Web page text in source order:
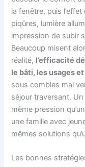
la fenêtre, puis
piqûres, lumière
impression de subir
Beaucoup misent
réalité, l’efficacité
le bâti, les usages
sous combles mal
séjour traversant.
même pression
une famille avec
mêmes solutions
Les bonnes